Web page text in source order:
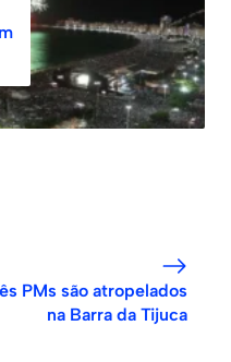
PMs são atropelados
na Barra da Tijuca